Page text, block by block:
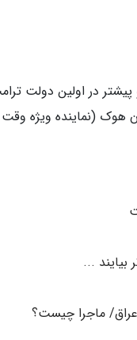
در اولین دولت
هوک (نماینده ویژه وقت
بیایند ...